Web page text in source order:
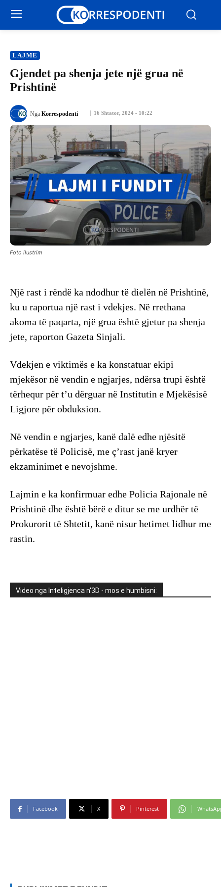
LAJME
Gjendet pa shenja jete një grua në
Prishtinë
16 Shtator, 2024 - 10:22
Nga Korrespodenti
Foto ilustrim
Një rast i rëndë ka ndodhur të dielën në Prishtinë,
ku u raportua një rast i vdekjes. Në rrethana
akoma të paqarta, një grua është gjetur pa shenja
jete, raporton Gazeta Sinjali.
Vdekjen e viktimës e ka konstatuar ekipi
mjekësor në vendin e ngjarjes, ndërsa trupi është
tërhequr për t’u dërguar në Institutin e Mjekësisë
Ligjore për obduksion.
Në vendin e ngjarjes, kanë dalë edhe njësitë
përkatëse të Policisë, me ç’rast janë kryer
ekzaminimet e nevojshme.
Lajmin e ka konfirmuar edhe Policia Rajonale në
Prishtinë dhe është bërë e ditur se me urdhër të
Prokurorit të Shtetit, kanë nisur hetimet lidhur me
rastin.
Video nga Inteligjenca n'3D - mos e humbisni:
Facebook X Pinterest